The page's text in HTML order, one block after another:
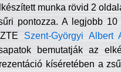
munka rövid 2
pontozza. A legjobb
Szent-Györgyi Albert
bemutatják az
kíséretében a